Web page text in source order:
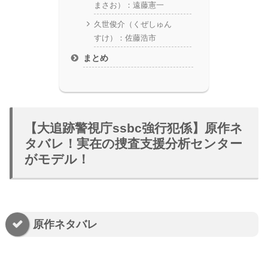
まさお）：遠藤憲一
久世俊介（くぜしゅん
すけ）：佐藤浩市
まとめ
【大追跡警視庁ssbc強行犯係】原作ネ
タバレ！実在の捜査支援分析センター
がモデル！
原作ネタバレ